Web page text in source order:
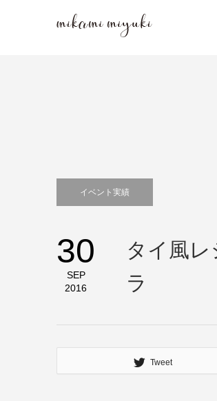
イベント実績
30
SEP
2016
タイ風
ラ
Tweet